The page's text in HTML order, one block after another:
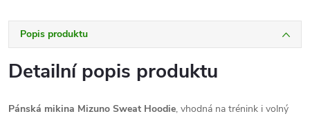
Popis produktu
Detailní popis produktu
Pánská mikina Mizuno Sweat Hoodie, vhodná na trénink i volný